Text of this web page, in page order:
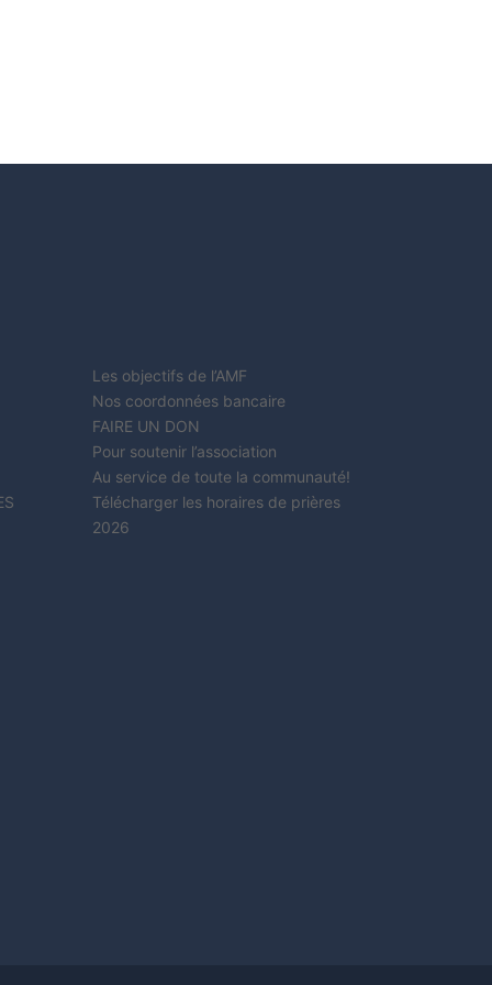
Les objectifs de l’AMF
Nos coordonnées bancaire
FAIRE UN DON
Pour soutenir l’association
Au service de toute la communauté!
Télécharger les horaires de prières
2026